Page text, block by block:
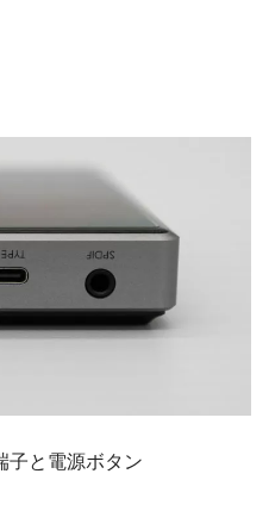
子と電源ボタン